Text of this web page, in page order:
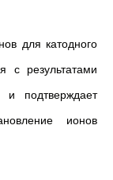
для катодного
с результатами
и подтверждает
ионов